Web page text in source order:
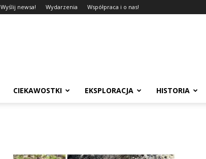
Wyślij newsa! Wydarzenia Współpraca i o nas!
CIEKAWOSTKI EKSPLORACJA HISTORIA